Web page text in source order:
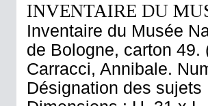
INVENTAIRE DU
Inventaire du Musée
de Bologne, carton 49.
Carracci, Annibale.
Désignation des